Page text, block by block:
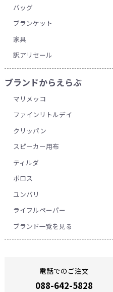
バッグ
ブランケット
家具
訳アリセール
ブランドからえらぶ
マリメッコ
ファインリトルデイ
クリッパン
スピーカー用布
ティルダ
ボロス
ユンバリ
ライフルペーパー
ブランド一覧を見る
電話でのご注文
088-642-5828